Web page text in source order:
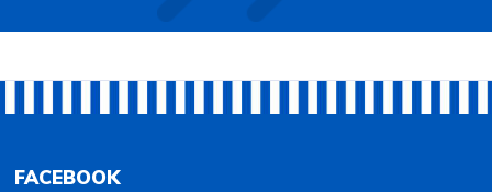
FACEBOOK